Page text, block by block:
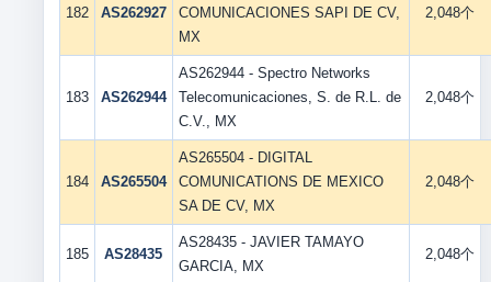
182 AS262927
COMUNICACIONES SAPI DE CV,
MX
2,048个
183 AS262944
AS262944 - Spectro Networks
Telecomunicaciones, S. de R.L. de
C.V., MX
2,048个
184 AS265504
AS265504 - DIGITAL
COMUNICATIONS DE MEXICO
SA DE CV, MX
2,048个
185 AS28435
AS28435 - JAVIER TAMAYO
GARCIA, MX
2,048个